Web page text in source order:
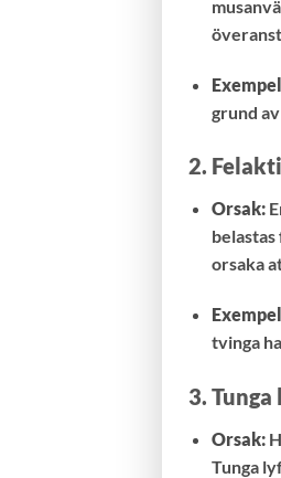
grund
2.
Orsak:
orsaka
tvinga
3.
Orsak:
Tunga